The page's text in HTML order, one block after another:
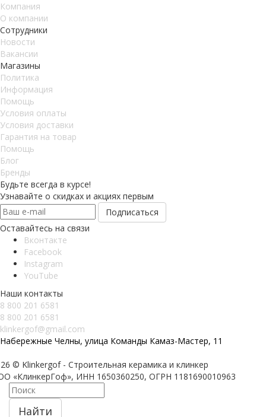
Компания
О компании
Сотрудники
Новости
Вакансии
Магазины
Политика
Информация
Помощь
Условия оплаты
Условия доставки
Гарантия на товар
Помощь
Блог
Бренды
Будьте всегда в курсе!
Узнавайте о скидках и акциях первым
Оставайтесь на связи
Вконтакте
Facebook
Instagram
YouTube
Наши контакты
8 800 201 6581
8 800 201 6581
klinkergof@gmail.com
Набережные Челны, улица Команды Камаз-Мастер, 11
© Klinkergof - Строительная керамика и клинкер
«КлинкерГоф», ИНН 1650360250, ОГРН 1181690010963
Найти